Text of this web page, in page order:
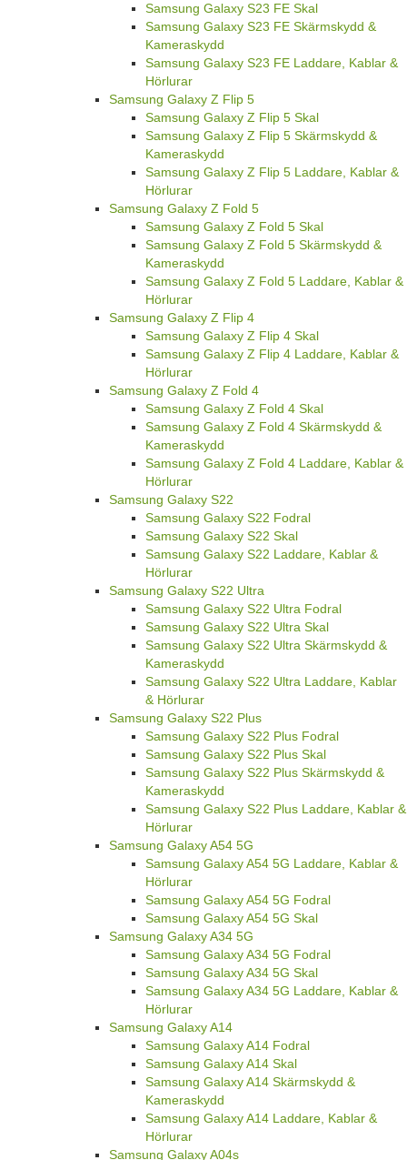
Samsung Galaxy S23 FE Skal
Samsung Galaxy S23 FE Skärmskydd &
Kameraskydd
Samsung Galaxy S23 FE Laddare, Kablar &
Hörlurar
Samsung Galaxy Z Flip 5
Samsung Galaxy Z Flip 5 Skal
Samsung Galaxy Z Flip 5 Skärmskydd &
Kameraskydd
Samsung Galaxy Z Flip 5 Laddare, Kablar &
Hörlurar
Samsung Galaxy Z Fold 5
Samsung Galaxy Z Fold 5 Skal
Samsung Galaxy Z Fold 5 Skärmskydd &
Kameraskydd
Samsung Galaxy Z Fold 5 Laddare, Kablar &
Hörlurar
Samsung Galaxy Z Flip 4
Samsung Galaxy Z Flip 4 Skal
Samsung Galaxy Z Flip 4 Laddare, Kablar &
Hörlurar
Samsung Galaxy Z Fold 4
Samsung Galaxy Z Fold 4 Skal
Samsung Galaxy Z Fold 4 Skärmskydd &
Kameraskydd
Samsung Galaxy Z Fold 4 Laddare, Kablar &
Hörlurar
Samsung Galaxy S22
Samsung Galaxy S22 Fodral
Samsung Galaxy S22 Skal
Samsung Galaxy S22 Laddare, Kablar &
Hörlurar
Samsung Galaxy S22 Ultra
Samsung Galaxy S22 Ultra Fodral
Samsung Galaxy S22 Ultra Skal
Samsung Galaxy S22 Ultra Skärmskydd &
Kameraskydd
Samsung Galaxy S22 Ultra Laddare, Kablar
& Hörlurar
Samsung Galaxy S22 Plus
Samsung Galaxy S22 Plus Fodral
Samsung Galaxy S22 Plus Skal
Samsung Galaxy S22 Plus Skärmskydd &
Kameraskydd
Samsung Galaxy S22 Plus Laddare, Kablar &
Hörlurar
Samsung Galaxy A54 5G
Samsung Galaxy A54 5G Laddare, Kablar &
Hörlurar
Samsung Galaxy A54 5G Fodral
Samsung Galaxy A54 5G Skal
Samsung Galaxy A34 5G
Samsung Galaxy A34 5G Fodral
Samsung Galaxy A34 5G Skal
Samsung Galaxy A34 5G Laddare, Kablar &
Hörlurar
Samsung Galaxy A14
Samsung Galaxy A14 Fodral
Samsung Galaxy A14 Skal
Samsung Galaxy A14 Skärmskydd &
Kameraskydd
Samsung Galaxy A14 Laddare, Kablar &
Hörlurar
Samsung Galaxy A04s